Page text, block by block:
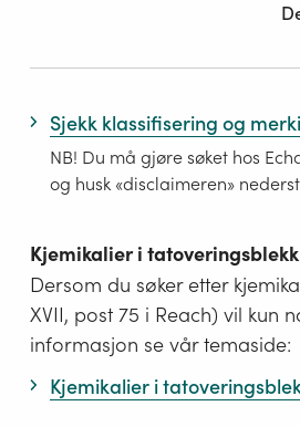
Sjekk klassifisering og
NB! Du må gjøre søket hos
og husk «disclaimeren»
Kjemikalier i
Dersom du søker etter
XVII, post 75 i Reach) vil kun
informasjon se vår temaside:
Kjemikalier i